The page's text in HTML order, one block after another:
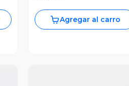
Agregar al carro